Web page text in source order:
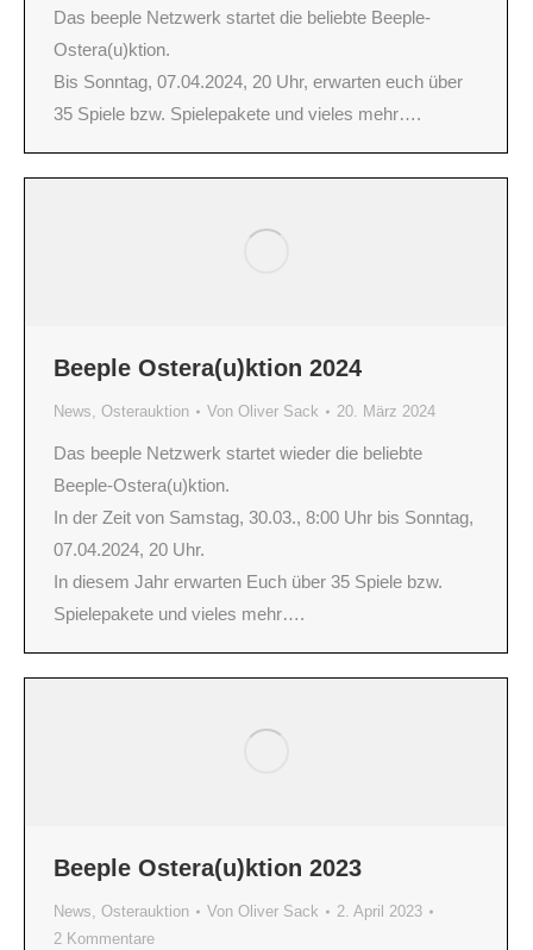
Das beeple Netzwerk startet die beliebte Beeple-
Ostera(u)ktion.
Bis Sonntag, 07.04.2024, 20 Uhr, erwarten euch über
35 Spiele bzw. Spielepakete und vieles mehr….
Beeple Ostera(u)ktion 2024
News, Osterauktion Von Oliver Sack 20. März 2024
Das beeple Netzwerk startet wieder die beliebte
Beeple-Ostera(u)ktion.
In der Zeit von Samstag, 30.03., 8:00 Uhr bis Sonntag,
07.04.2024, 20 Uhr.
In diesem Jahr erwarten Euch über 35 Spiele bzw.
Spielepakete und vieles mehr….
Beeple Ostera(u)ktion 2023
News, Osterauktion Von Oliver Sack
2. April 2023
2 Kommentare